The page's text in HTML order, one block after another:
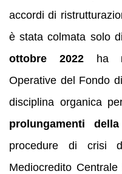
accordi di
è stata colmata solo
ottobre 2022ha
Operative del Fondo
disciplina organica
prolungamenti
procedure di crisi
Mediocredito